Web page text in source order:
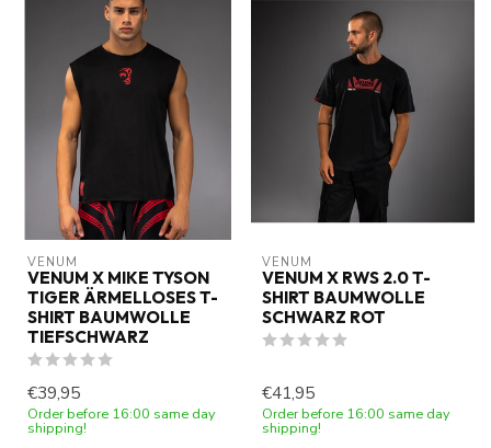
VENUM
VENUM X MIKE TYSON
TIGER ÄRMELLOSES T-
SHIRT BAUMWOLLE
TIEFSCHWARZ
€39,95
Order before 16:00 same day
shipping!
VENUM
VENUM X RWS 2.0 T-
SHIRT BAUMWOLLE
SCHWARZ ROT
€41,95
Order before 16:00 same day
shipping!